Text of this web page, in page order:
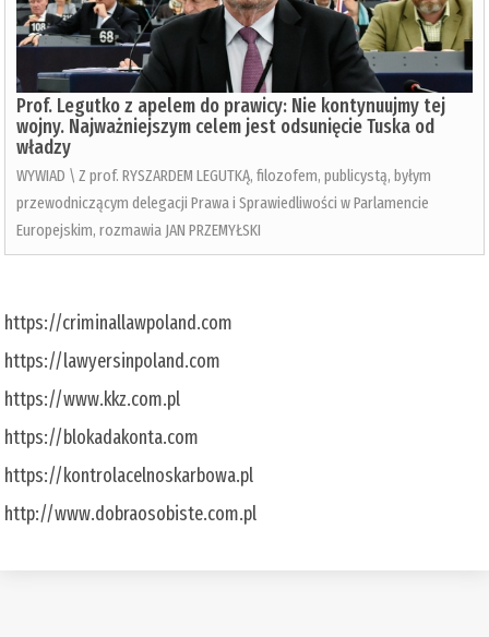
Prof. Legutko z apelem do prawicy: Nie kontynuujmy tej
wojny. Najważniejszym celem jest odsunięcie Tuska od
władzy
WYWIAD \ Z prof. RYSZARDEM LEGUTKĄ, filozofem, publicystą, byłym
przewodniczącym delegacji Prawa i Sprawiedliwości w Parlamencie
Europejskim, rozmawia JAN PRZEMYŁSKI
https://criminallawpoland.com
https://lawyersinpoland.com
https://www.kkz.com.pl
https://blokadakonta.com
https://kontrolacelnoskarbowa.pl
http://www.dobraosobiste.com.pl